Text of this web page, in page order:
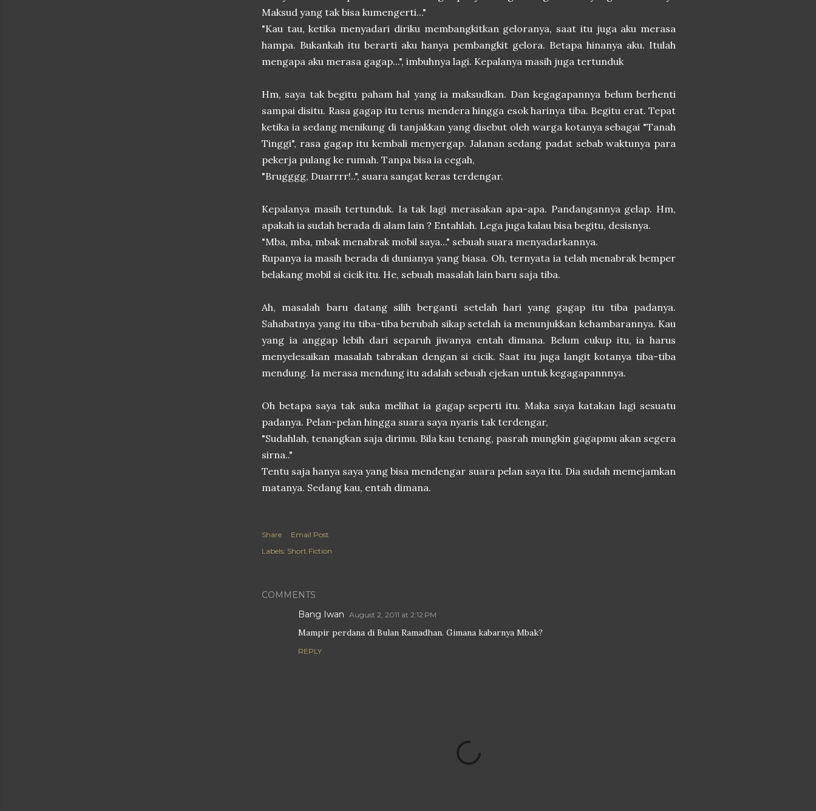
Maksud yang tak bisa kumengerti..."
"Kau tau, ketika menyadari diriku membangkitkan geloranya, saat itu juga aku merasa
hampa. Bukankah itu berarti aku hanya pembangkit gelora. Betapa hinanya aku. Itulah
mengapa aku merasa gagap...", imbuhnya lagi. Kepalanya masih juga tertunduk
Hm, saya tak begitu paham hal yang ia maksudkan. Dan kegagapannya belum berhenti
sampai disitu. Rasa gagap itu terus mendera hingga esok harinya tiba. Begitu erat. Tepat
ketika ia sedang menikung di tanjakkan yang disebut oleh warga kotanya sebagai "Tanah
Tinggi", rasa gagap itu kembali menyergap. Jalanan sedang padat sebab waktunya para
pekerja pulang ke rumah. Tanpa bisa ia cegah,
"Brugggg, Duarrrr!..", suara sangat keras terdengar.
Kepalanya masih tertunduk. Ia tak lagi merasakan apa-apa. Pandangannya gelap. Hm,
apakah ia sudah berada di alam lain ? Entahlah. Lega juga kalau bisa begitu, desisnya.
"Mba, mba, mbak menabrak mobil saya..." sebuah suara menyadarkannya.
Rupanya ia masih berada di dunianya yang biasa. Oh, ternyata ia telah menabrak bemper
belakang mobil si cicik itu. He, sebuah masalah lain baru saja tiba.
Ah, masalah baru datang silih berganti setelah hari yang gagap itu tiba padanya.
Sahabatnya yang itu tiba-tiba berubah sikap setelah ia menunjukkan kehambarannya. Kau
yang ia anggap lebih dari separuh jiwanya entah dimana. Belum cukup itu, ia harus
menyelesaikan masalah tabrakan dengan si cicik. Saat itu juga langit kotanya tiba-tiba
mendung. Ia merasa mendung itu adalah sebuah ejekan untuk kegagapannnya.
Oh betapa saya tak suka melihat ia gagap seperti itu. Maka saya katakan lagi sesuatu
padanya. Pelan-pelan hingga suara saya nyaris tak terdengar,
"Sudahlah, tenangkan saja dirimu. Bila kau tenang, pasrah mungkin gagapmu akan segera
sirna.."
Tentu saja hanya saya yang bisa mendengar suara pelan saya itu. Dia sudah memejamkan
matanya. Sedang kau, entah dimana.
Share
Email Post
Labels: Short Fiction
COMMENTS
Bang Iwan August 2, 2011 at 2:12 PM
Mampir perdana di Bulan Ramadhan. Gimana kabarnya Mbak?
REPLY